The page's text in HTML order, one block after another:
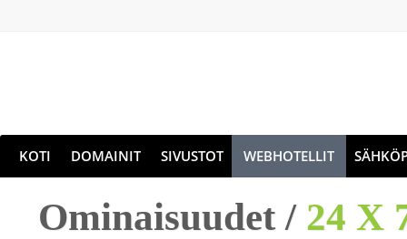
KOTI DOMAINIT SIVUSTOT WEBHOTELLIT
Ominaisuudet / 24 X